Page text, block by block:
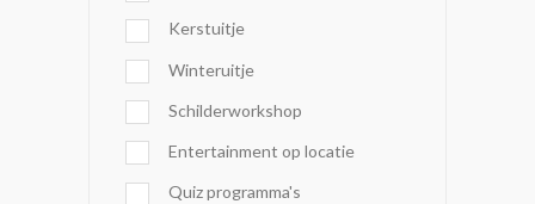
Kerstuitje
Winteruitje
Schilderworkshop
Entertainment op locatie
Quiz programma's